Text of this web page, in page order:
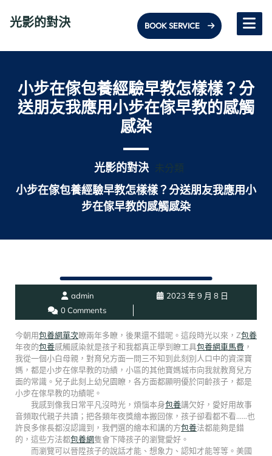
光影的對決 BOOK SERVICE
小步在傢包養經驗早教怎樣樣？分
送朋友我應用小步在傢早教的感觸
感染
光影的對決 未分類
小步在傢包養經驗早教怎樣樣？分送朋友我應用小
步在傢早教的感觸感染
admin
2023 年 9 月 8 日
0 Comments
今朝用包養網單次瞭兩年多瞭，後果還不錯呢。這段時光以來，Z包養
年夜的包養感觸感染就是孩子和我都真正學到瞭工具包養網車馬費 ，
我從一個小白母親，對育兒方面一問三不知到此刻別人口中的資深寶
媽，都是小步在傢早教的功績，小區的其他寶媽城市向我就教育兒方
面的常識。兒子此刻上幼兒園瞭，各方面都顯明優於同齡孩子，都是
小步在傢早教的功績呢。
我感到像我日常平凡沒時光，煩惱本身包養講欠好，愛好用故事
音頻取代親子共讀；把各類年夜獎繪本搬回傢，孩子卻看都不看……也
許良多傢長都沒認識到，我們選的繪本和講的方包養法都能夠是錯
的，這些方法都包養網隻會下降孩子的瀏覽愛好。
而瀏覽可以晉陞孩子的說話才能、想象力、認知才能等等。美國